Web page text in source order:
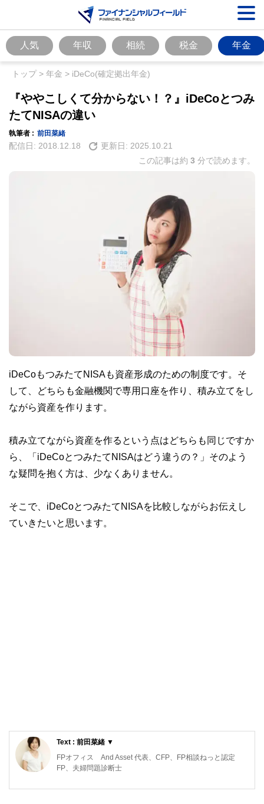
人気 年収 相続 税金 年金
トップ> 年金 > iDeCo(確定拠出年金)
『ややこしくて分からない！？』iDeCoとつみ
たてNISAの違い
執筆者 : 前田菜緒
配信日: 2018.12.18 更新日: 2025.10.21
この記事は約 3 分で読めます。
iDeCoもつみたてNISAも資産形成のための制度です。そ
して、どちらも金融機関で専用口座を作り、積み立てをし
ながら資産を作ります。
積み立てながら資産を作るという点はどちらも同じですか
ら、「iDeCoとつみたてNISAはどう違うの？」そのよう
な疑問を抱く方は、少なくありません。
そこで、iDeCoとつみたてNISAを比較しながらお伝えし
ていきたいと思います。
Text : 前田菜緒 ▼
FPオフィス And Asset 代表、CFP、FP相談ねっと認定
FP、夫婦問題診断士
保険代理店勤務を経て独立。高齢出産夫婦が2人目を産み、